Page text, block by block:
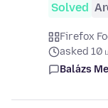
Solved
Firefox
asked 10
Balázs